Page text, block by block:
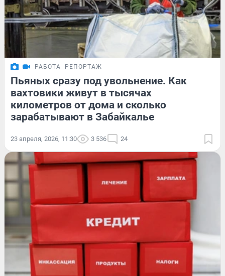
РАБОТА РЕПОРТАЖ
Пьяных сразу под увольнение. Как
вахтовики живут в тысячах
километров от дома и сколько
зарабатывают в Забайкалье
23 апреля, 2026, 11:30 3 536 24